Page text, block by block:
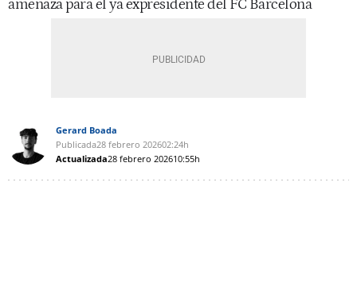
amenaza para el ya expresidente del FC Barcelona
Gerard Boada
Publicada28 febrero 202602:24h
Actualizada28 febrero 202610:55h